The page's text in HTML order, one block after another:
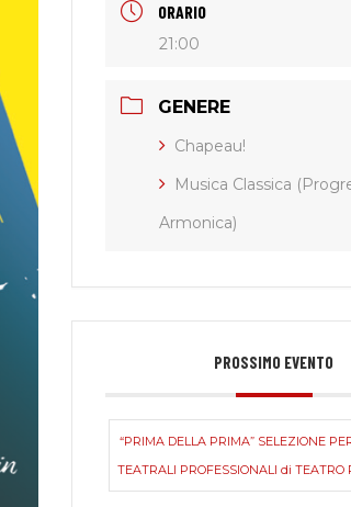
ORARIO
21:00
GENERE
Chapeau!
Musica Classica
Armonica)
PROSSIMO EVENTO
“PRIMA DELLA PRIMA” SELEZIONE
TEATRALI PROFESSIONALI di TEATRO